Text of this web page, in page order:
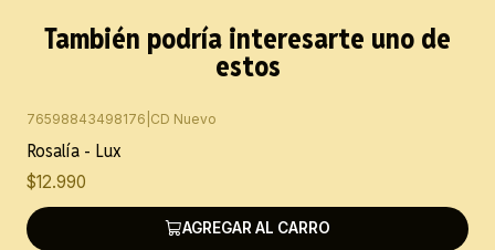
También podría interesarte uno de
estos
76598843498176 CD Nuevo
Rosalía - Lux
$12.990
AGREGAR AL CARRO